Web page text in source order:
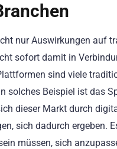
nur Auswirkungen auf
sofort damit in
sind viele
solches Beispiel ist das
dieser Markt durch
sich dadurch ergeben.
müssen, sich